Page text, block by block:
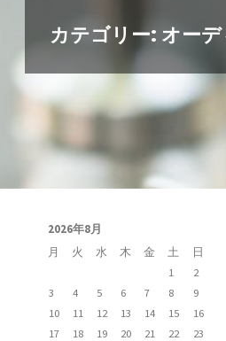
カテゴリー: オー
2026年8月
月
火 水 木 金 土
日
1
2
3
4 5 6 7 8
9
10
11 12 13 14 15
16
17
18 19 20 21 22
23